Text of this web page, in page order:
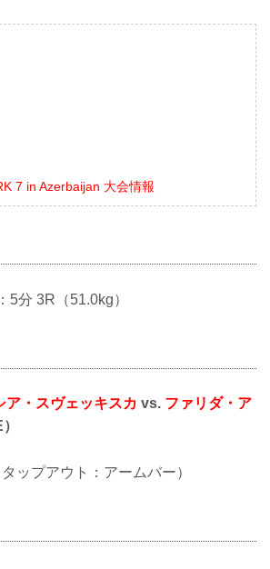
7 in Azerbaijan 大会情報
5分 3R（51.0kg）
ア・スヴェッキスカ vs. ファリダ・ア
ップアウト：アームバー）